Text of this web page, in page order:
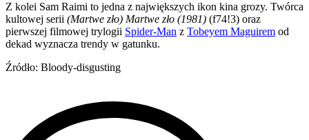
Z kolei Sam Raimi to jedna z największych ikon kina grozy. Twórca
kultowej serii (Martwe zło) Martwe zło (1981) (f74!3) oraz
pierwszej filmowej trylogii Spider-Man z Tobeyem Maguirem od
dekad wyznacza trendy w gatunku.
Źródło: Bloody-disgusting